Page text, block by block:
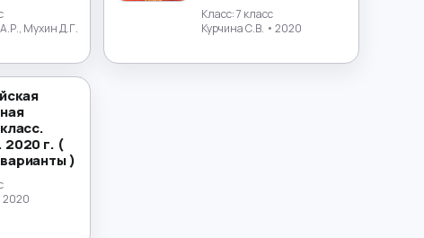
Мухин Д.Г.
Класс:7 класс
Курчина С.В. • 2020
2020 г. (
)
2020